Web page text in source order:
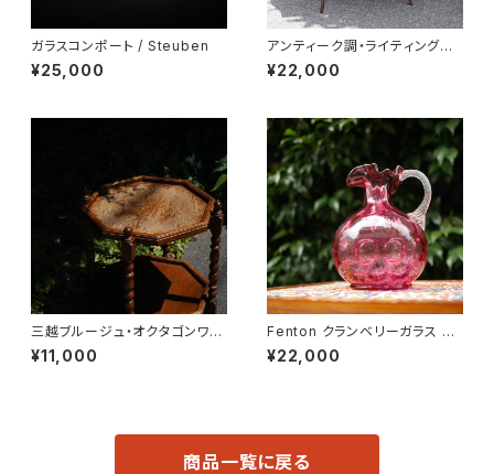
ガラスコンポート / Steuben
¥25,000
アンティーク調・ライティングデ
スク
¥22,000
三越ブルージュ・オクタゴンワゴ
ン
¥11,000
Fenton クランベリーガラス ピ
ッチャー
¥22,000
商品一覧に戻る